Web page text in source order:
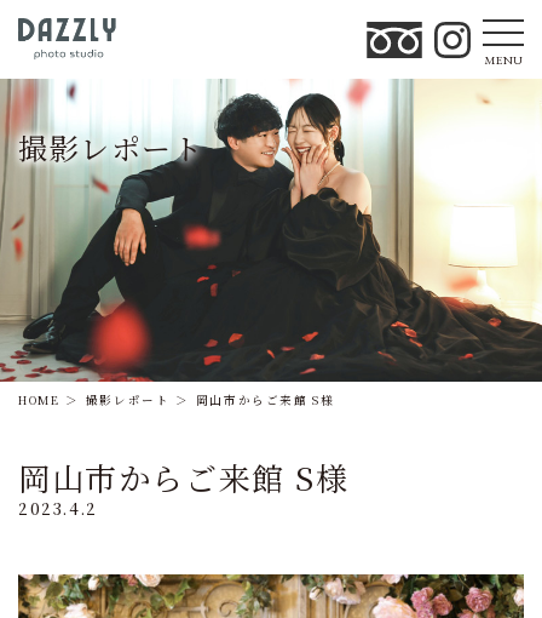
MENU
撮影レポート
HOME 撮影レポート 岡山市からご来館 S様
岡山市からご来館 S様
2023.4.2